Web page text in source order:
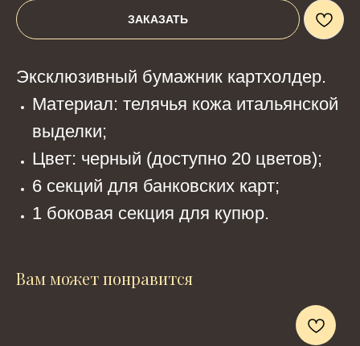
ЗАКАЗАТЬ
Эксклюзивный бумажник картхолдер.
Материал: телячья кожа итальянской
выделки;
Цвет: черный (доступно 20 цветов);
6 секций для банковских карт;
1 боковая секция для купюр.
Вам может понравится